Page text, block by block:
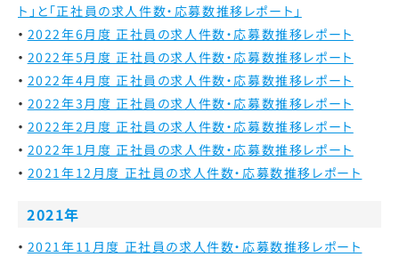
ト」と「正社員の求人件数・応募数推移レポート」
2022年6月度 正社員の求人件数・応募数推移レポート
2022年5月度 正社員の求人件数・応募数推移レポート
2022年4月度 正社員の求人件数・応募数推移レポート
2022年3月度 正社員の求人件数・応募数推移レポート
2022年2月度 正社員の求人件数・応募数推移レポート
2022年1月度 正社員の求人件数・応募数推移レポート
2021年12月度 正社員の求人件数・応募数推移レポート
2021年
2021年11月度 正社員の求人件数・応募数推移レポート